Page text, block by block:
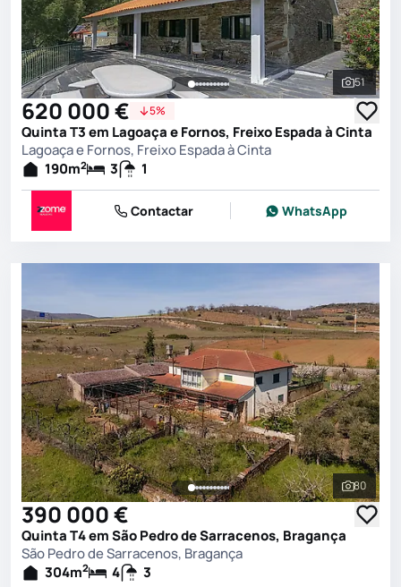
Ver
51
620 000 € 5%
Quinta T3 em Lagoaça e Fornos, Freixo Espada à Cinta
Lagoaça e Fornos, Freixo Espada à Cinta
190m2 3 1
Contactar WhatsApp
Ver
80
390 000 €
Quinta T4 em São Pedro de Sarracenos, Bragança
São Pedro de Sarracenos, Bragança
304m2 4 3